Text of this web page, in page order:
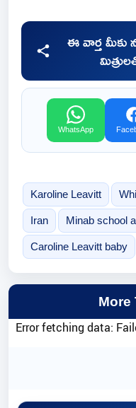
ఈ వార్త మీకు
WhatsApp
Karoline Leavitt
Iran Minab school
Caroline Leavitt baby
More
Error fetching data: